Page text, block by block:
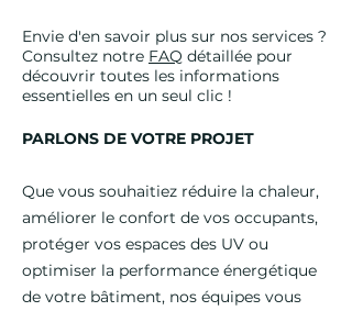
Envie d'en savoir plus sur nos services ?
Consultez notre FAQ détaillée pour
découvrir toutes les informations
essentielles en un seul clic !
PARLONS DE VOTRE PROJET
Que vous souhaitiez réduire la chaleur,
améliorer le confort de vos occupants,
protéger vos espaces des UV ou
optimiser la performance énergétique
de votre bâtiment, nos équipes vous